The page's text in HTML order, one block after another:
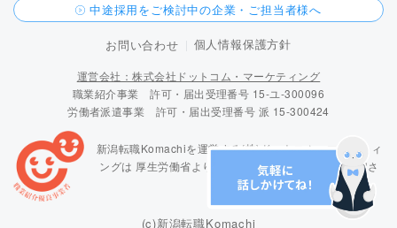
中途採用をご検討中の企業・ご担当者様へ
お問い合わせ 個人情報保護方針
運営会社：株式会社ドットコム・マーケティング
職業紹介事業 許可・届出受理番号 15-ユ-300096
労働者派遣事業 許可・届出受理番号 派 15-300424
新潟転職Komachiを運営する(株)ドットコム・マーケティ
ングは 厚生労働省より「職業紹介優良事業者」に認定さ
れています
(c)新潟転職Komachi